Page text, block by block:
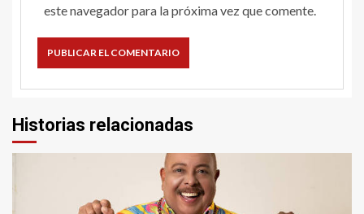
este navegador para la próxima vez que comente.
Historias relacionadas